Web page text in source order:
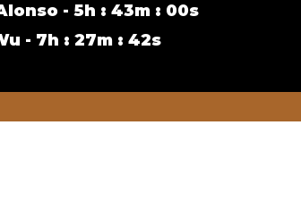
- 5h : 43m : 00s
- 7h : 27m : 42s